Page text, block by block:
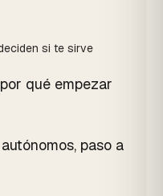
si te sirve
qué empezar
paso a